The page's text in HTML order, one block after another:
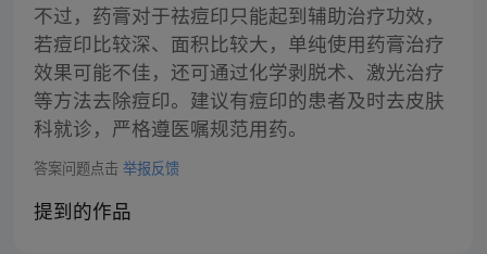
不过，药膏对于祛痘印只能起到辅助治疗功效，
若痘印比较深、面积比较大，单纯使用药膏治疗
效果可能不佳，还可通过化学剥脱术、激光治疗
等方法去除痘印。建议有痘印的患者及时去皮肤
科就诊，严格遵医嘱规范用药。
答案问题点击 举报反馈
提到的作品